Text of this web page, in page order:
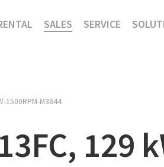
SALES SERVICE
1500RPM-M3844
129